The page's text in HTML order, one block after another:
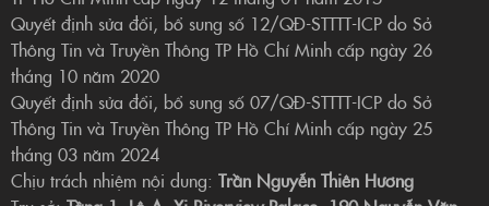
Quyết định sửa đổi, bổ sung số 12/QĐ-STTTT-ICP do Sở
Thông Tin và Truyền Thông TP Hồ Chí Minh cấp ngày 26
tháng 10 năm 2020
Quyết định sửa đổi, bổ sung số 07/QĐ-STTTT-ICP do Sở
Thông Tin và Truyền Thông TP Hồ Chí Minh cấp ngày 25
tháng 03 năm 2024
Chịu trách nhiệm nội dung: Trần Nguyễn Thiên Hương